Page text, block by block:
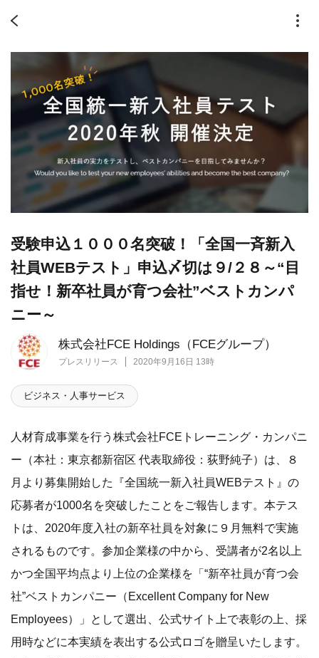
株式会社FCE Holdings（FCEグループ）
プレスリリース 2020年9月16日 13時
受験申込１０００名突破！「全国一斉新入
社員WEBテスト」申込〆切は９/２８～“目
指せ！新卒社員が育つ会社”ベストカンパ
ニー～
ビジネス・人事サービス
人材育成事業を行う株式会社FCEトレーニング・カンパニ
ー（本社：東京都新宿区 代表取締役：荻野純子）は、８
月より募集開始した『全国統一新入社員WEBテスト』の
応募者が1000名を突破したことをご報告します。本テス
トは、2020年度入社の新卒社員を対象に９月無料で実施
されるものです。参加企業様の中から、受講者が2名以上
かつ全国平均点より上位の企業様を「“新卒社員が育つ会
社”ベストカンパニー（Excellent Company for New
Employees）」として選出、公式サイト上で表彰の上、採
用時などに本実績を表出する公式ロゴを贈呈いたします。